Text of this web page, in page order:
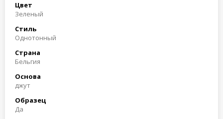
Цвет
Зеленый
Стиль
Однотонный
Страна
Бельгия
Основа
джут
Образец
Да